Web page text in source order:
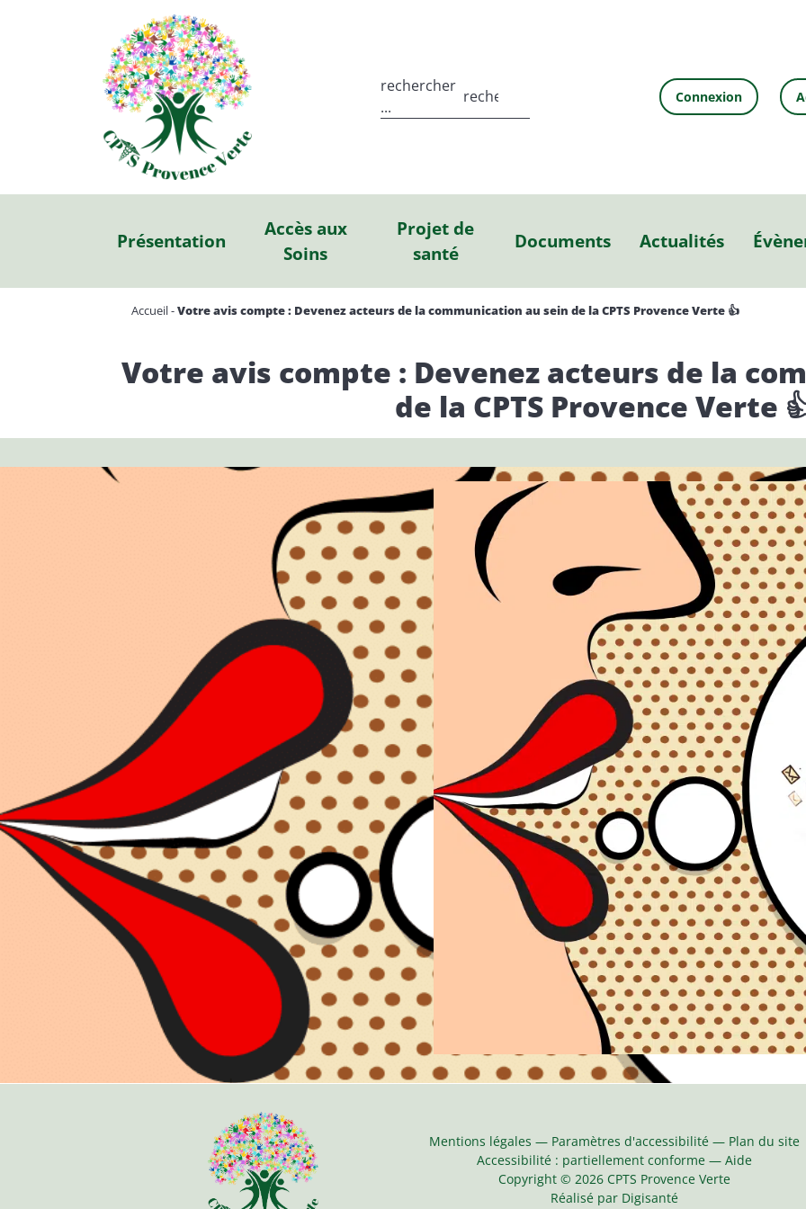
rechercher
...
Connexion
Présentation
Accès aux
Soins
Projet de
santé
Documents Actualités
Accueil-Votre avis compte : Devenez acteurs de la communication au sein de la CPTS Provence Verte 👍
Votre avis compte : Devenez acteurs de la
de la CPTS Provence Verte
Mentions légales — Paramètres d'accessibilité — Plan du site
Accessibilité : partiellement conforme — Aide
Copyright © 2026 CPTS Provence Verte
Réalisé par Digisanté